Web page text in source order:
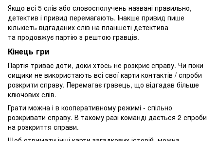
Якщо всі 5 слів або словосполучень названі правильно,
детектив і привид перемагають. Інакше привид пише
кількість відгаданих слів на планшеті детектива
та продовжує партію з рештою гравців.
Кінець гри
Партія триває доти, доки хтось не розкриє справу. Чи поки
сищики не використають всі свої карти контактів / спроби
розкрити справу. Перемагає гравець, що відгадав більше
ключових слів.
Грати можна і в кооперативному режимі - спільно
розкривати справу. В такому разі команді дається 2 спроби
на розкриття справи.